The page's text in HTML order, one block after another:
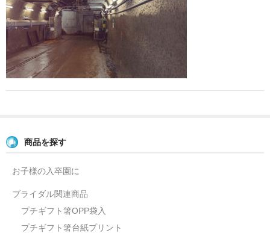
マイ箸・箸袋
ご利用ガイド
よくあるご質問
商品を探す
お子様の入卒園に
ブライダル関連商品
プチギフト箸OPP袋入
プチギフト箸台紙プリント